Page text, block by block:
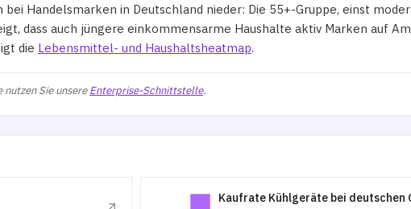
Handelsmarken in Deutschland nieder: Die 55+-Gruppe, einst
dass auch jüngere einkommensarme Haushalte aktiv Marken auf
die Lebensmittel- und Haushaltsheatmap.
Sie unsereEnterprise-Schnittstelle.
Kaufrate Kühlgeräte bei